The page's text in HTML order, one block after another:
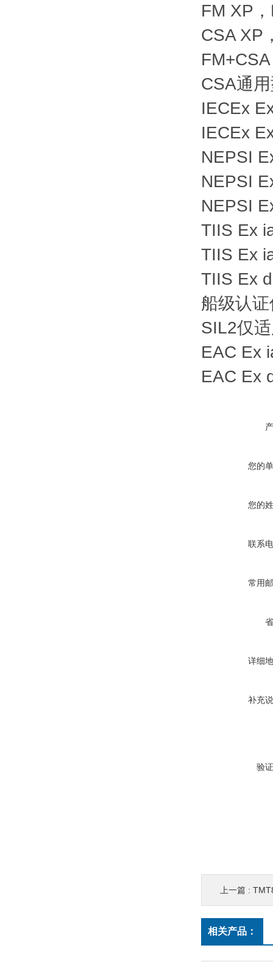
FM XP
CSA XP
CSA通
IECEx
IECEx
NEPSI
NEPSI
NEPSI
TIIS Ex
TIIS Ex
TIIS Ex
船级认
SIL2仅
EAC Ex
EAC Ex
您的
您的
联系
常用
详细
补充
验
上一篇 :
相关产品：